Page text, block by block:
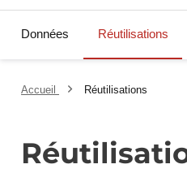
Données Réutilisations
Accueil Réutilisations